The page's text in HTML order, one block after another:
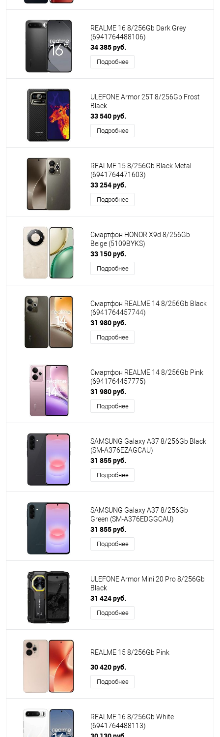
REALME 16 8/256Gb Dark Grey
(6941764488106)
34 385 руб.
Подробнее
ULEFONE Armor 25T 8/256Gb Frost
Black
33 540 руб.
Подробнее
REALME 15 8/256Gb Black Metal
(6941764471603)
33 254 руб.
Подробнее
Смартфон HONOR X9d 8/256Gb
Beige (5109BYKS)
33 150 руб.
Подробнее
Смартфон REALME 14 8/256Gb Black
(6941764457744)
31 980 руб.
Подробнее
Смартфон REALME 14 8/256Gb Pink
(6941764457775)
31 980 руб.
Подробнее
SAMSUNG Galaxy A37 8/256Gb Black
(SM-A376EZAGCAU)
31 855 руб.
Подробнее
SAMSUNG Galaxy A37 8/256Gb
Green (SM-A376EDGGCAU)
31 855 руб.
Подробнее
ULEFONE Armor Mini 20 Pro 8/256Gb
Black
31 424 руб.
Подробнее
REALME 15 8/256Gb Pink
30 420 руб.
Подробнее
REALME 16 8/256Gb White
(6941764488113)